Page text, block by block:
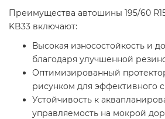
Преимущества автошины 195/60
KB33 включают:
Высокая износостойкость и
благодаря улучшенной
Оптимизированный
рисунком для эффективного
Устойчивость к
управляемость на мокрой